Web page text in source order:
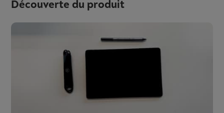
Découverte du produit